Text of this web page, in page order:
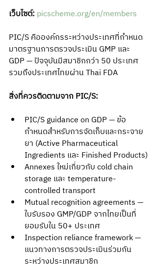
เว็บไซต์: picscheme.org/en/members
PIC/S คือองค์กรระหว่างประเทศที่กำหนด
มาตรฐานการตรวจประเมิน GMP และ
GDP — ปัจจุบันมีสมาชิกกว่า 50 ประเทศ
รวมถึงประเทศไทยผ่าน Thai FDA
สิ่งที่ควรติดตามจาก PIC/S:
PIC/S guidance on GDP — ข้อ
กำหนดสำหรับการจัดเก็บและกระจาย
ยา (Active Pharmaceutical
Ingredients และ Finished Products)
Annexes ใหม่เกี่ยวกับ cold chain
storage และ temperature-
controlled transport
Mutual recognition agreements —
ใบรับรอง GMP/GDP จากไทยเป็นที่
ยอมรับใน 50+ ประเทศ
Inspection reliance framework —
แนวทางการตรวจประเมินร่วมกัน
ระหว่างประเทศสมาชิก